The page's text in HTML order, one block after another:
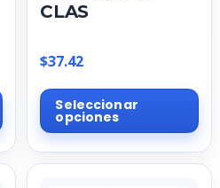
Este
producto
múltiples
variantes.
CLAS
$37.42
Seleccionar
opciones